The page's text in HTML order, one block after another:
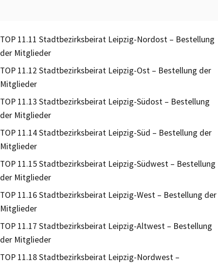
TOP 11.11 Stadtbezirksbeirat Leipzig-Nordost – Bestellung
der Mitglieder
TOP 11.12 Stadtbezirksbeirat Leipzig-Ost – Bestellung der
Mitglieder
TOP 11.13 Stadtbezirksbeirat Leipzig-Südost – Bestellung
der Mitglieder
TOP 11.14 Stadtbezirksbeirat Leipzig-Süd – Bestellung der
Mitglieder
TOP 11.15 Stadtbezirksbeirat Leipzig-Südwest – Bestellung
der Mitglieder
TOP 11.16 Stadtbezirksbeirat Leipzig-West – Bestellung der
Mitglieder
TOP 11.17 Stadtbezirksbeirat Leipzig-Altwest – Bestellung
der Mitglieder
TOP 11.18 Stadtbezirksbeirat Leipzig-Nordwest –